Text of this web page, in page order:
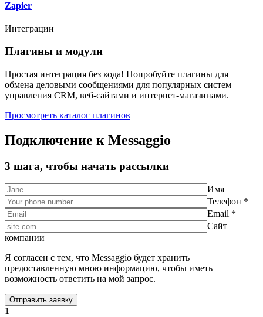
Zapier
Интеграции
Плагины и модули
Простая интеграция без кода! Попробуйте плагины для
обмена деловыми сообщениями для популярных систем
управления CRM, веб-сайтами и интернет-магазинами.
Просмотреть каталог плагинов
Подключение к Messaggio
3 шага, чтобы начать рассылки
Имя
Телефон *
Email *
Сайт
компании
Я согласен с тем, что Messaggio будет хранить
предоставленную мною информацию, чтобы иметь
возможность ответить на мой запрос.
1